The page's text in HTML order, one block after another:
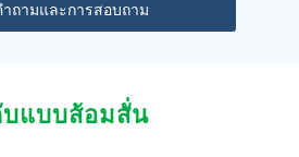
ำถามและการสอบถาม
แบบส้อมสั่น